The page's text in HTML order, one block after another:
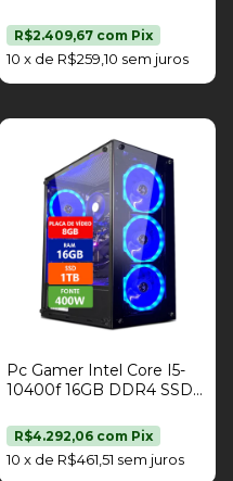
Gamer Monitor 19" Fonte
400W Strong Tech
10 x de R$259,10 sem juros
R$2.409,67 com Pix
Pc Gamer Intel Core I5-
10400f 16GB DDR4 SSD
Fonte 400W Strong Tech
10 x de R$461,51 sem juros
R$4.292,06 com Pix